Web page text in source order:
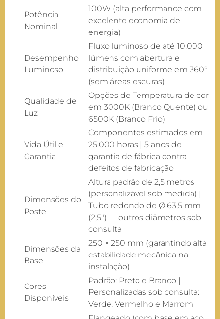
Potência
Nominal
100W (alta performance com
excelente economia de
energia)
Desempenho
Luminoso
Fluxo luminoso de até 10.000
lúmens com abertura e
distribuição uniforme em 360°
(sem áreas escuras)
Qualidade de
Luz
Opções de Temperatura de cor
em 3000K (Branco Quente) ou
6500K (Branco Frio)
Vida Útil e
Garantia
Componentes estimados em
25.000 horas | 5 anos de
garantia de fábrica contra
defeitos de fabricação
Dimensões do
Poste
Altura padrão de 2,5 metros
(personalizável sob medida) |
Tubo redondo de Ø 63,5 mm
(2,5″) — outros diâmetros sob
consulta
Dimensões da
Base
250 × 250 mm (garantindo alta
estabilidade mecânica na
instalação)
Cores
Disponíveis
Padrão: Preto e Branco |
Personalizadas sob consulta:
Verde, Vermelho e Marrom